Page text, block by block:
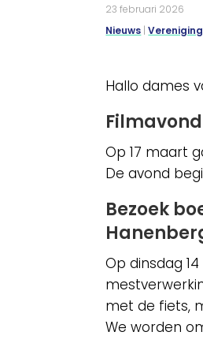
23 februari 2026
Nieuws |
Hallo dames
Filmavond
Op 17 maart
De avond
Bezoek
Op dinsdag
met de fiets,
We worden